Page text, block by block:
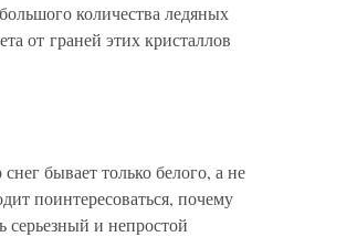
количества ледяных
от граней этих кристаллов
бывает только белого, а не
поинтересоваться, почему
серьезный и непростой